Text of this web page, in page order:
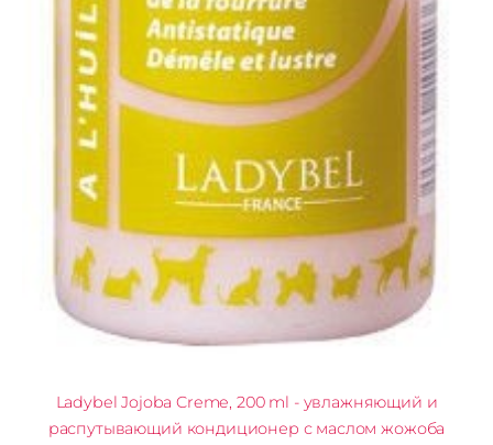
Ladybel Jojoba Creme, 200 ml - увлажняющий и
распутывающий кондиционер с маслом жожоба